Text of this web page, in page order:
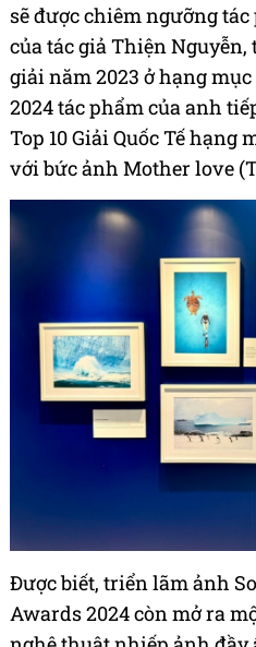
sẽ được chiêm ngưỡng
của tác giả Thiện
giải năm 2023 ở hạng mục
2024 tác phẩm của anh
Top 10 Giải Quốc Tế hạng
với bức ảnh Mother love
Được biết, triển lãm ảnh
Awards 2024 còn mở ra